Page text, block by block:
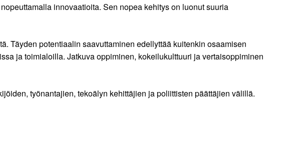
innovaatioita. Sen nopea kehitys on luonut suuria
Täyden potentiaalin saavuttaminen edellyttää kuitenkin osaamisen
ja toimialoilla. Jatkuva oppiminen, kokeilukulttuuri ja vertaisoppiminen
työnantajien, tekoälyn kehittäjien ja poliittisten päättäjien välillä.